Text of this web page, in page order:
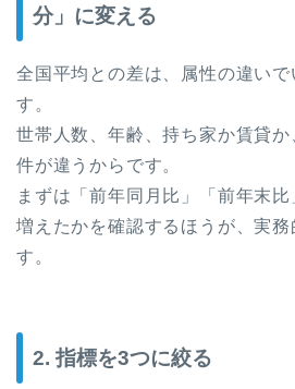
分」に変える
全国平均との差は、属性の違いで
す。
世帯人数、年齢、持ち家か賃貸
件が違うからです。
まずは「前年同月比」「前年末
増えたかを確認するほうが、実務
す。
2. 指標を3つに絞る